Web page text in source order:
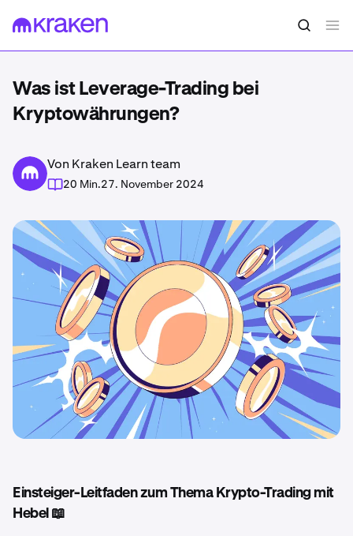
Was ist Leverage-Trading bei
Kryptowährungen?
Von Kraken Learn team
20 Min.27. November 2024
Einsteiger-Leitfaden zum Thema Krypto-Trading mit
Hebel 📖